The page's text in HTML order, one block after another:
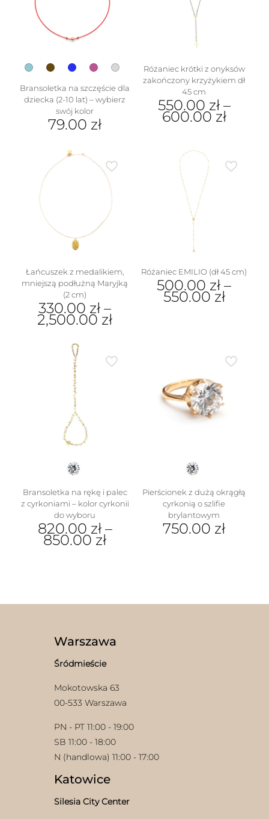
można
wybrać
na
stronie
produktu
Bransoletka na szczęście dla
dziecka (2-10 lat) – wybierz
swój kolor
79.00 zł
produkt
wariantów.
stronie
produktu
Różaniec krótki z onyksów
zakończony krzyżykiem dł
45 cm
550.00 zł–
600.00 zł
ma
wiele
wariantów.
Opcje
można
wybrać
na
stronie
produktu
Łańcuszek z medalikiem,
mniejszą podłużną Maryjką
(2 cm)
330.00 zł –
2,500.00 zł
produkt
ma
wiele
wariantów.
Opcje
można
wybrać
na
stronie
produktu
Różaniec EMILIO (dł 45 cm)
500.00 zł –
550.00 zł
wariantów.
można
wybrać
na
stronie
Bransoletka na rękę i palec
z cyrkoniami – kolor cyrkonii
do wyboru
820.00 zł–
850.00 zł
na
produktu
Pierścionek z dużą okrągłą
cyrkonią o szlifie
brylantowym
750.00 zł
Warszawa
Śródmieście
Mokotowska 63
00-533 Warszawa
PN - PT 11:00 - 19:00
SB 11:00 - 18:00
N (handlowa) 11:00 - 17:00
Katowice
Silesia City Center